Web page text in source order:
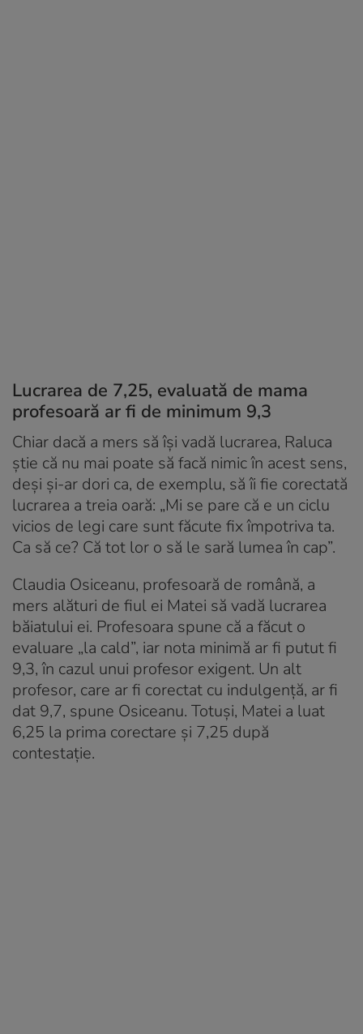
Lucrarea de 7,25, evaluată de mama
profesoară ar fi de minimum 9,3
Chiar dacă a mers să își vadă lucrarea, Raluca
știe că nu mai poate să facă nimic în acest sens,
deși și-ar dori ca, de exemplu, să îi fie corectată
lucrarea a treia oară: „Mi se pare că e un ciclu
vicios de legi care sunt făcute fix împotriva ta.
Ca să ce? Că tot lor o să le sară lumea în cap”.
Claudia Osiceanu, profesoară de română, a
mers alături de fiul ei Matei să vadă lucrarea
băiatului ei. Profesoara spune că a făcut o
evaluare „la cald”, iar nota minimă ar fi putut fi
9,3, în cazul unui profesor exigent. Un alt
profesor, care ar fi corectat cu indulgență, ar fi
dat 9,7, spune Osiceanu. Totuși, Matei a luat
6,25 la prima corectare și 7,25 după
contestație.